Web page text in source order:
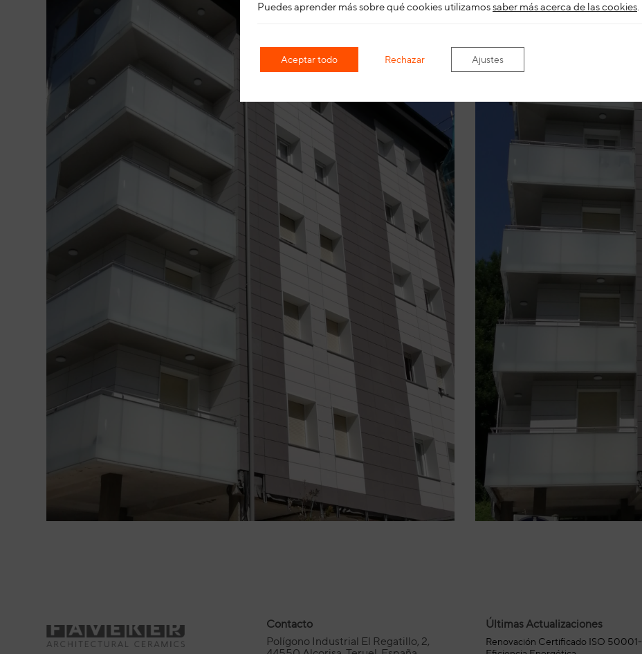
Contacto
Polígono Industrial El Regatillo, 2,
Últimas Actualizaciones
Renovación Certificado ISO 50001-
Puedes aprender más sobre qué cookies utilizamossaber más acerca de las cookies.
Aceptar todo Rechazar Ajustes